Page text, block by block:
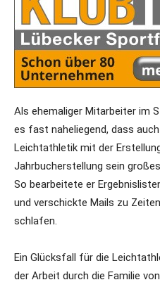
Als ehemaliger Mitarbeiter im
es fast naheliegend, dass
Leichtathletik mit der
Jahrbucherstellung sein
So bearbeitete er
und verschickte Mails zu
schlafen.
Ein Glücksfall für die
der Arbeit durch die Familie